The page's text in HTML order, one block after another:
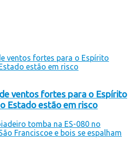
ventos fortes para o Espírito
Estado estão em risco